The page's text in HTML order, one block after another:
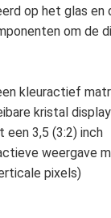
op het glas
om de
kleuractief
kristal
een 3,5 (3:2) inch
weergave
pixels)